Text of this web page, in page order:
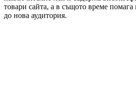
товари сайта, а в същото време помага
до нова аудитория.